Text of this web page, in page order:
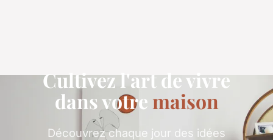
Cultivez l'art de vivre
dans votre maison
Découvrez chaque jour des idées